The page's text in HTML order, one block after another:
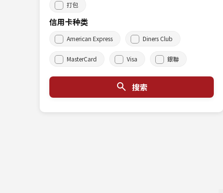
打包
信用卡种类
American Express Diners Club
MasterCard Visa 銀聯
搜索